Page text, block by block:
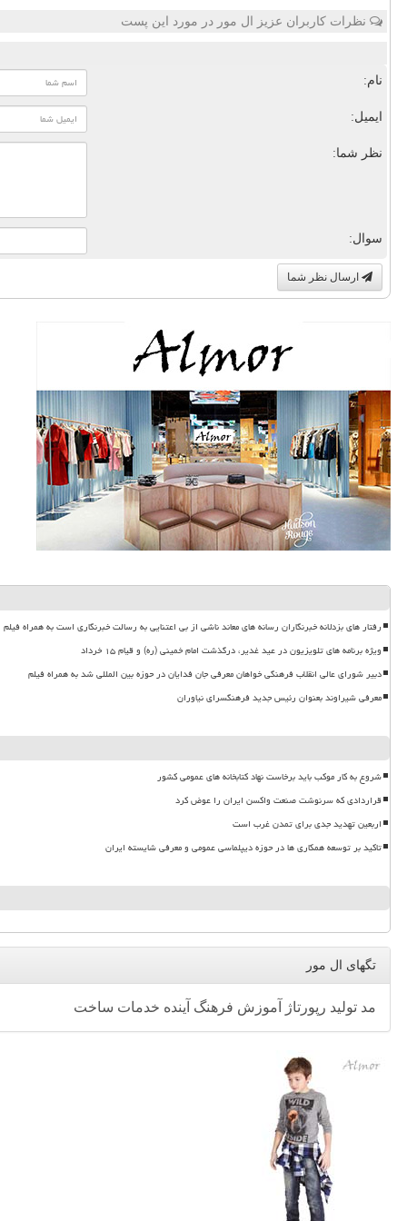
نظرات کاربران عزیز ال مور در مورد این پست
نام:
ایمیل:
نظر شما:
سوال:
ارسال نظر شما
رفتار های بزدلانه خبرنگاران رسانه های معاند ناشی از بی اعتنایی به رسالت خبرنگاری است به همراه فیلم
ویژه برنامه های تلویزیون در عید غدیر، درگذشت امام خمینی (ره) و قیام ۱۵ خرداد
دبیر شورای عالی انقلاب فرهنگی خواهان معرفی جان فدایان در حوزه بین المللی شد به همراه فیلم
معرفی شیراوند بعنوان رئیس جدید فرهنگسرای نیاوران
شروع به کار موکب باید برخاست نهاد کتابخانه های عمومی کشور
قراردادی که سرنوشت صنعت واکسن ایران را عوض کرد
اربعین تهدید جدی برای تمدن غرب است
تاکید بر توسعه همکاری ها در حوزه دیپلماسی عمومی و معرفی شایسته ایران
تگهای ال مور
مد تولید رپورتاژ آموزش فرهنگ آینده خدمات ساخت